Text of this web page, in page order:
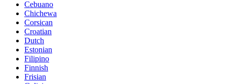
Cebuano
Chichewa
Corsican
Croatian
Dutch
Estonian
Filipino
Finnish
Frisian